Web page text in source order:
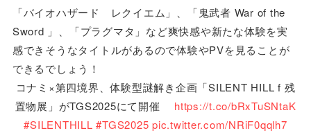
「バイオハザード レクイエム」、「鬼武者 War of the
Sword 」、「プラグマタ」など爽快感や新たな体験を実
感できそうなタイトルがあるので体験やPVを見ることが
できるでしょう！
コナミ×第四境界、体験型謎解き企画「SILENT HILL f 残
置物展」がTGS2025にて開催 https://t.co/bRxTuSNtaK
#SILENTHILL #TGS2025 pic.twitter.com/NRiF0qqlh7